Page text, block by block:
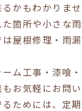
かもわかりま
箇所や小さな
屋根修理・雨
ム工事・漆喰
お気軽にお問い
ためには、定